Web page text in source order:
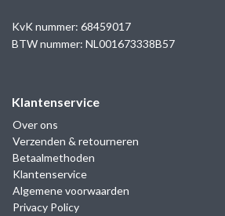
KvK nummer: 68459017
BTW nummer: NL001673338B57
Klantenservice
Over ons
Verzenden & retourneren
Betaalmethoden
Klantenservice
Algemene voorwaarden
Privacy Policy